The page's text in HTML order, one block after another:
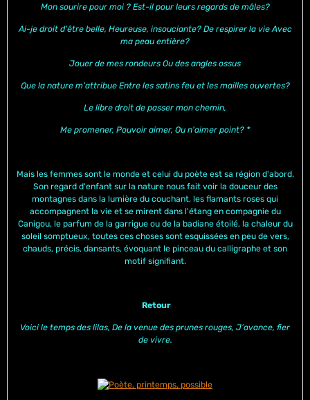
Mon sourire pour moi ? Est-il pour leurs regards de mâles?
Ai-je droit d'être belle, Heureuse, insouciante? De respirer la vie Avec
ma peau entière?
Jouer de mes rondeurs Ou des angles ossus
Que la nature m'attribue Entre les satins feu et les mailles ouvertes?
Le libre droit de passer mon chemin,
Me promener, Pouvoir aimer, Ou n'aimer point? *
Mais les femmes sont le monde et celui du poète est sa région d'abord.
Son regard d'enfant sur la nature nous fait voir la douceur des
montagnes dans la lumière du couchant, les flamants roses qui
accompagnent la vie et se mirent dans l'étang en compagnie du
Canigou, le parfum de la garrigue ou de la badiane étoilé, la chaleur du
soleil somptueux, toutes ces choses sont esquissées en peu de vers,
chauds, précis, dansants, évoquant le pinceau du calligraphe et son
motif signifiant.
Retour
Voici le temps des lilas, De la venue des prunes rouges, J’avance, fier
de vivre.